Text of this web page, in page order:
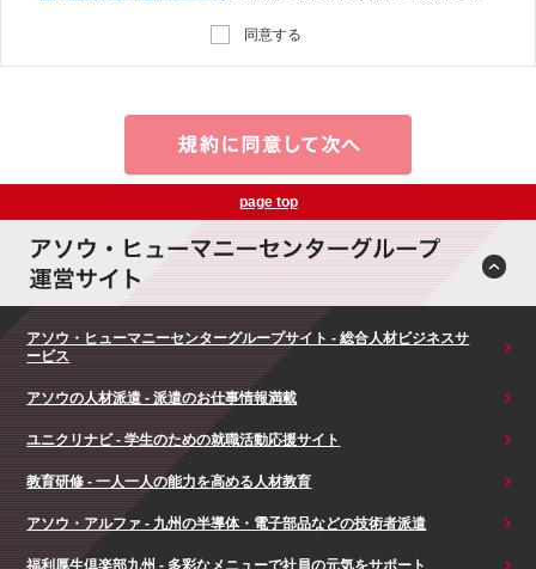
同意する
page top
アソウ・ヒューマニーセンターグループサイト - 総合人材ビジネスサ
ービス
アソウの人材派遣 - 派遣のお仕事情報満載
ユニクリナビ - 学生のための就職活動応援サイト
教育研修 - 一人一人の能力を高める人材教育
アソウ・アルファ - 九州の半導体・電子部品などの技術者派遣
福利厚生倶楽部九州 - 多彩なメニューで社員の元気をサポート